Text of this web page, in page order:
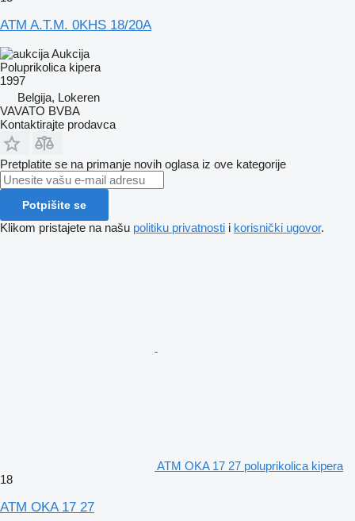
ATM A.T.M. 0KHS 18/20A
Aukcija
Poluprikolica kipera
1997
Belgija, Lokeren
VAVATO BVBA
Kontaktirajte prodavca
Pretplatite se na primanje novih oglasa iz ove kategorije
Potpišite se
Klikom pristajete na našu politiku privatnosti i korisnički ugovor.
ATM OKA 17 27 poluprikolica kipera
18
ATM OKA 17 27